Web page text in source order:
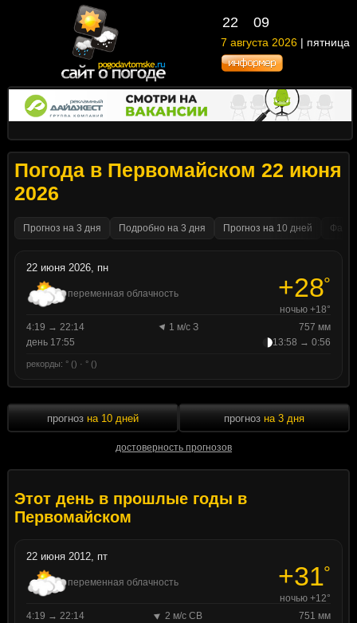
22 09
7 августа 2026 | пятница
Погода в Первомайском 22 июня
2026
Прогноз на 3 дня Подробно на 3 дня Прогноз на 10 дней
22 июня 2026, пн
переменная облачность +28°
ночью +18°
4:19 → 22:14
1 м/с З
757 мм
день 17:55
13:58 → 0:56
рекорды: ° () · ° ()
прогноз на 10 дней
достоверность прогнозов
прогноз на 3 дня
Этот день в прошлые годы в
Первомайском
22 июня 2012, пт
переменная облачность +31°
ночью +12°
4:19 → 22:14
2 м/с СВ
751 мм